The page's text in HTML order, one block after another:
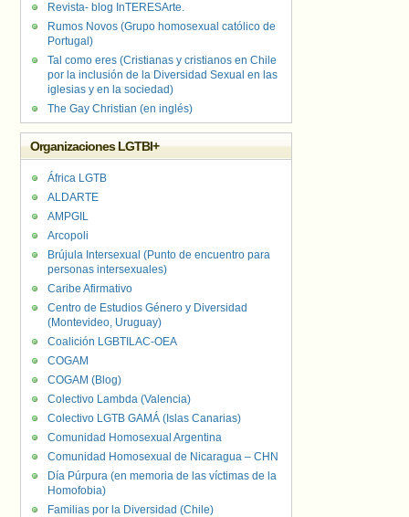
Revista- blog InTERESArte.
Rumos Novos (Grupo homosexual católico de
Portugal)
Tal como eres (Cristianas y cristianos en Chile
por la inclusión de la Diversidad Sexual en las
iglesias y en la sociedad)
The Gay Christian (en inglés)
Organizaciones LGTBI+
África LGTB
ALDARTE
AMPGIL
Arcopoli
Brújula Intersexual (Punto de encuentro para
personas intersexuales)
Caribe Afirmativo
Centro de Estudios Género y Diversidad
(Montevideo, Uruguay)
Coalición LGBTILAC-OEA
COGAM
COGAM (Blog)
Colectivo Lambda (Valencia)
Colectivo LGTB GAMÁ (Islas Canarias)
Comunidad Homosexual Argentina
Comunidad Homosexual de Nicaragua – CHN
Día Púrpura (en memoria de las víctimas de la
Homofobia)
Familias por la Diversidad (Chile)